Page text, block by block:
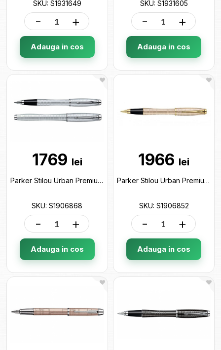
SKU: S1931649
- +
Adauga in cos
SKU: S1931605
- +
Adauga in cos
1769 lei
Parker Stilou Urban Premium Silver 293116 S1906868
SKU: S1906868
- +
Adauga in cos
1966 lei
Parker Stilou Urban Premium Gold 292351 S1906852
SKU: S1906852
- +
Adauga in cos